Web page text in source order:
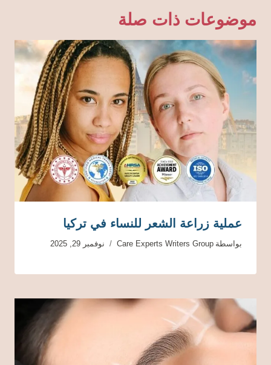
موضوعات ذات صلة
عملية زراعة الشعر للنساء في تركيا
بواسطة Care Experts Writers Group نوفمبر 29, 2025